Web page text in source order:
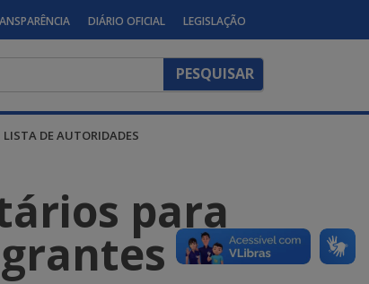
DIÁRIO OFICIAL LEGISLAÇÃO
LISTA DE AUTORIDADES
para